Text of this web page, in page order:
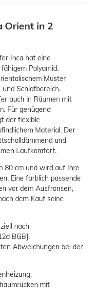
Orient in 2
Inca hat eine
Polyamid.
Muster
Schlafbereich.
auch in Räumen mit
Für genügend
der flexible
Material. Der
und
Laufkomfort.
80 cm und wird auf Ihre
Eine farblich passende
vor dem Ausfransen,
dem Kauf seine
nach
BGB].
Abweichungen bei der
mit